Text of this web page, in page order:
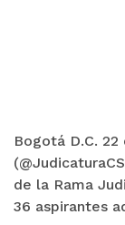
Bogotá D.C.
de la Rama
36 aspirantes